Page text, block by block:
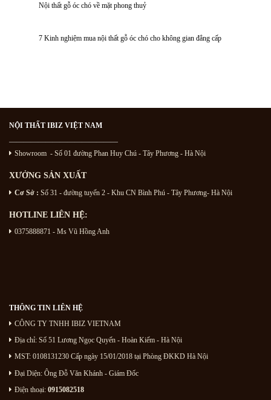
Nội thất gỗ óc chó về mặt phong thuỷ
7 Kinh nghiệm mua nội thất gỗ óc chó cho không gian đẳng cấp
NỘI THẤT IBIZ VIỆT NAM
———————————————
Showroom - Số 01 đường Phan Huy Chú - Tây Phương - Hà Nội
XƯỞNG SẢN XUẤT
Cơ Sở : Số 31 - đường tuyến 2 - Khu CN Bình Phú - Tây Phương- Hà Nội
HOTLINE LIÊN HỆ:
0375888871 - Ms Vũ Hồng Anh
THÔNG TIN LIÊN HỆ
CÔNG TY TNHH IBIZ VIETNAM
Địa chỉ: Số 51 Lương Ngọc Quyến - Hoàn Kiếm - Hà Nội
MST: 0108131230 Cấp ngày 15/01/2018 tại Phòng ĐKKD Hà Nội
Đại Diện: Ông Đỗ Văn Khánh - Giám Đốc
Điện thoại: 0915082518